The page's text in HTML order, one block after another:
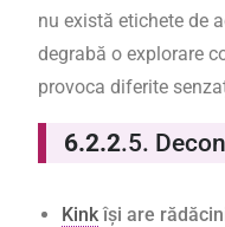
nu există etichete de
degrabă o explorare
provoca diferite
6.2.2.5.
Kinkîși are